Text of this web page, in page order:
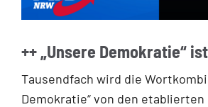
++ „Unsere Demokratie“
Tausendfach wird die
Demokratie“ von den